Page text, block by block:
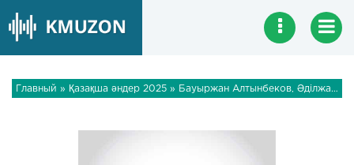
Главный » Қазақша әндер 2025 » Бауыржан Алтынбеков, Әділжан Сейтқалиев - Сен көріктісін